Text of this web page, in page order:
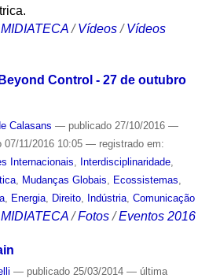
MIDIATECA /Vídeos /Vídeos
Control - 27 de outubro
Calasans — publicado27/10/2016 —
07/11/2016 10:05 — registrado em:
Internacionais, Interdisciplinaridade,
, Mudanças Globais, Ecossistemas,
, Energia, Direito, Indústria, Comunicação
MIDIATECA /Fotos /Eventos 2016
— publicado25/03/2014 — última